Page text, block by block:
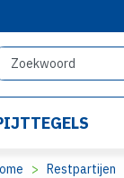
Restpartijen